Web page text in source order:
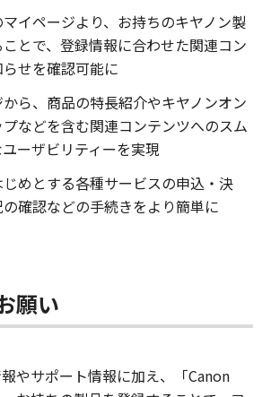
イページより、お持ちのキヤノン製
とで、登録情報に合わせた関連コン
せを確認可能に
ら、商品の特長紹介やキヤノンオン
などを含む関連コンテンツへのスム
ーザビリティーを実現
めとする各種サービスの申込・決
確認などの手続きをより簡単に
願い
やサポート情報に加え、「Canon